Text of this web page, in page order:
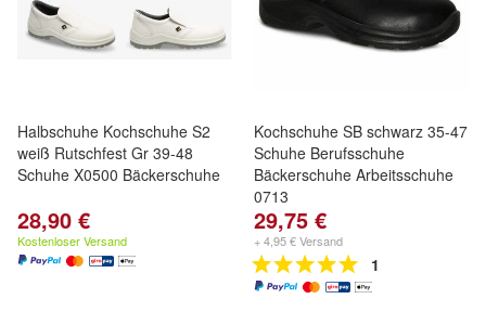
Halbschuhe Kochschuhe S2
weiß Rutschfest Gr 39-48
Schuhe X0500 Bäckerschuhe
28,90 €
Kostenloser Versand
Kochschuhe SB schwarz 35-47
Schuhe Berufsschuhe
Bäckerschuhe Arbeitsschuhe
0713
29,75 €
+ 4,95 € Versand
1